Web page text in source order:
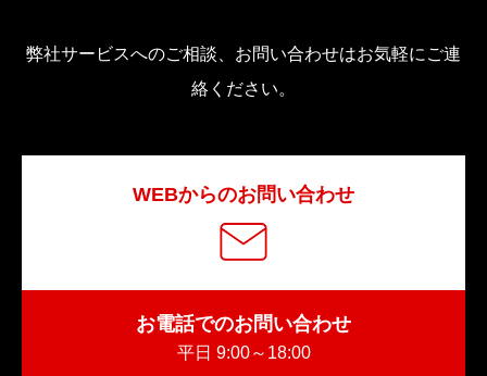
弊社サービスへのご相談、お問い合わせはお気軽にご連
絡ください。
WEBからのお問い合わせ
お電話でのお問い合わせ
平日 9:00～18:00